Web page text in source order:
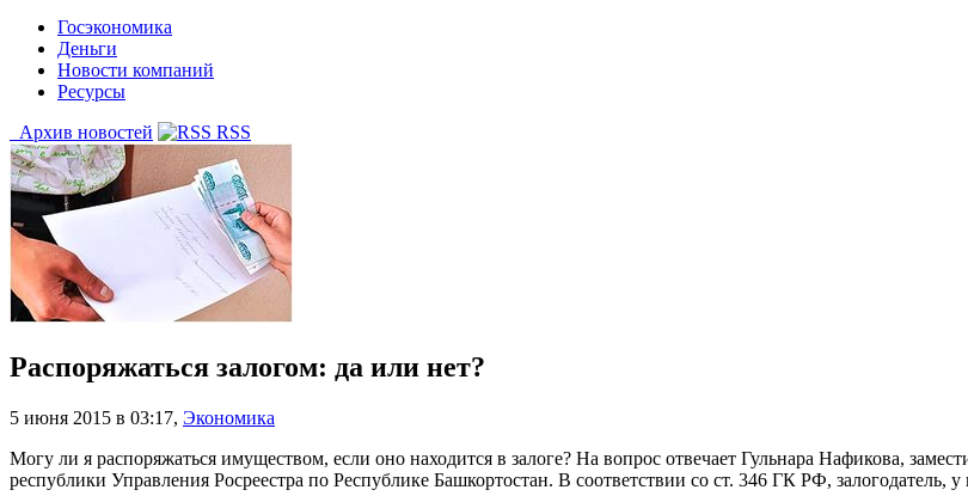
Госэкономика
Деньги
Новости компаний
Ресурсы
Архив новостей
RSS
Распоряжаться залогом: да или нет?
5 июня 2015 в 03:17, Экономика
Могу ли я распоряжаться имуществом, если оно находится в залоге? На вопрос отвечает Гульнара Нафикова,
республики Управления Росреестра по Республике Башкортостан. В соответствии со ст. 346 ГК РФ, залогодатель, у